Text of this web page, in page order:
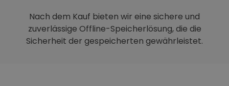
Nach dem Kauf bieten wir eine sichere und
zuverlässige Offline-Speicherlösung, die die
Sicherheit der gespeicherten gewährleistet.